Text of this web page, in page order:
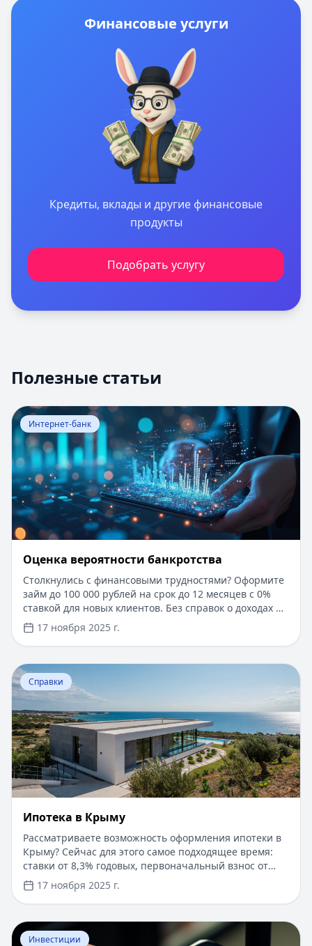
Финансовые услуги
Кредиты, вклады и другие финансовые
продукты
Подобрать услугу
Полезные статьи
Перейти к статье:Оценка вероятности банкротства
Интернет-банк
Оценка вероятности банкротства
Столкнулись с финансовыми трудностями? Оформите
займ до 100 000 рублей на срок до 12 месяцев с 0%
ставкой для новых клиентов. Без справок о доходах и
документов — решение за 5 минут. Получите деньги
быстро и прозрачно через проверенные сервисы.
17 ноября 2025 г.
Перейти к статье:
Справки
Ипотека в Крыму
Рассматриваете возможность оформления ипотеки в
Крыму? Сейчас для этого самое подходящее время:
ставки от 8,3% годовых, первоначальный взнос от
15%, срок рассмотрения заявки — от 1 дня. Доступны
программы господдержки с пониженной ставкой от
6%. Одобрение без подтверждения дохода справкой
2-НДФЛ, достаточно выписки по счету. Срок
кредитования — до 30 лет.
17 ноября 2025 г.
Перейти к статье: ​Как оформить кредитную карту
Инвестиции